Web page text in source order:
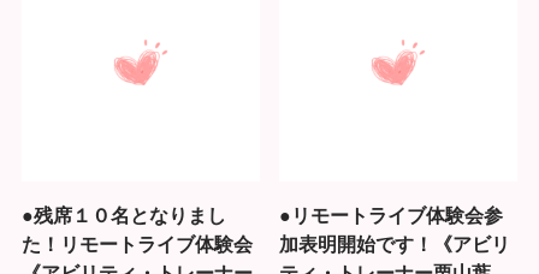
●残席１０名となりまし
た！リモートライブ体験会
●リモートライブ体験会参
加表明開始です！《アビリ